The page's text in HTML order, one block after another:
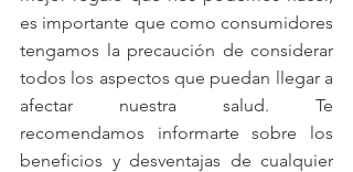
es importante que como consumidores
tengamos la precaución de considerar
todos los aspectos que puedan llegar a
afectar nuestra salud. Te
recomendamos informarte sobre los
beneficios y desventajas de cualquier